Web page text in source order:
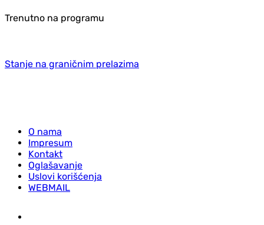
Trenutno na programu
Stanje na graničnim prelazima
O nama
Impresum
Kontakt
Oglašavanje
Uslovi korišćenja
WEBMAIL